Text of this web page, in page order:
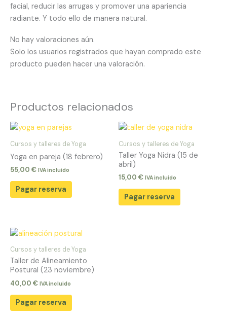
facial, reducir las arrugas y promover una apariencia
radiante. Y todo ello de manera natural.
No hay valoraciones aún.
Solo los usuarios registrados que hayan comprado este
producto pueden hacer una valoración.
Productos relacionados
Cursos y talleres de Yoga
Yoga en pareja (18 febrero)
55,00 € IVA incluido
Pagar reserva
Cursos y talleres de Yoga
Taller Yoga Nidra (15 de
abril)
15,00 € IVA incluido
Pagar reserva
Cursos y talleres de Yoga
Taller de Alineamiento
Postural (23 noviembre)
40,00 € IVA incluido
Pagar reserva